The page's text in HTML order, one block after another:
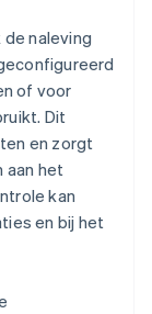
naleving
of voor
Dit
en zorgt
aan het
kan
en bij het